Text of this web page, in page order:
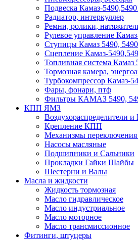
Подвеска Камаз-
Радиатор, интеркуллер
Ремни, ролики,
Рулевое управление
Ступицы Камаз 5490,
Сцепление Камаз-
Топливная система Камаз
Тормозная камера,
Турбокомпрессор Камаз-
Фары, фонари, птф
Фильтры КАМАЗ 5490,
КПП ЯМЗ
Воздухораспределители и
Крепление КПП
Механизмы
Насосы масляные
Подшипники и Сальники
Прокладки Гайки Шайбы
Шестерни и Валы
Масла и жидкости
Жидкость тормозная
Масло гидравлическое
Масло индустриальное
Масло моторное
Масло трансмиссионное
Фитинги, штуцеры